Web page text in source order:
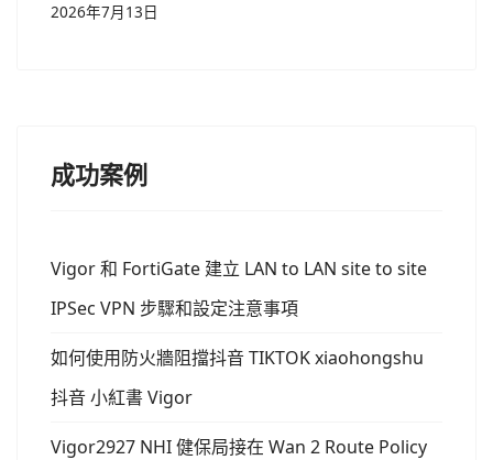
2026年7月13日
成功案例
Vigor 和 FortiGate 建立 LAN to LAN site to site
IPSec VPN 步驟和設定注意事項
如何使用防火牆阻擋抖音 TIKTOK xiaohongshu
抖音 小紅書 Vigor
Vigor2927 NHI 健保局接在 Wan 2 Route Policy